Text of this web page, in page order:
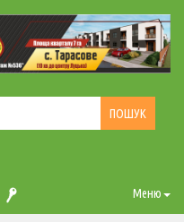
Меню